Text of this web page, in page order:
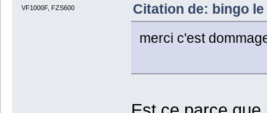
VF1000F, FZS600
Citation de: bingo le
merci c'est